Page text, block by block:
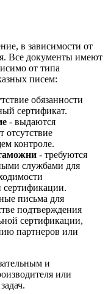
в зависимости от
Все документы имеют
от типа
писем:
обязанности
сертификат.
- выдаются
отсутствие
контроле.
- требуются
службами для
сертификации.
письма для
подтверждения
сертификации,
партнеров или
и
или